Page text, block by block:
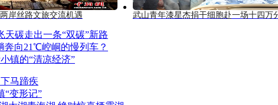
岸丝路文旅交流机遇 武山青年漆星杰捐干细胞赴一场十四万
碳走出一条“双碳”新路
向21℃崆峒的慢列车？
镇的“清凉经济”
马蹄疾
“变形记”